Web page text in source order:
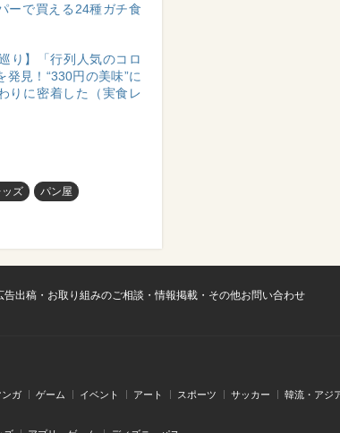
ーで買える24種ガチ食
り】「行列人気のコロ
発見！“330円の美味”に
りに密着した（実食レ
ズ パン屋
告出稿・お取り組みのご相談・情報掲載・その他お問い合わせ
ンガ ゲーム イベント アート スポーツ サッカー 韓流・アジ